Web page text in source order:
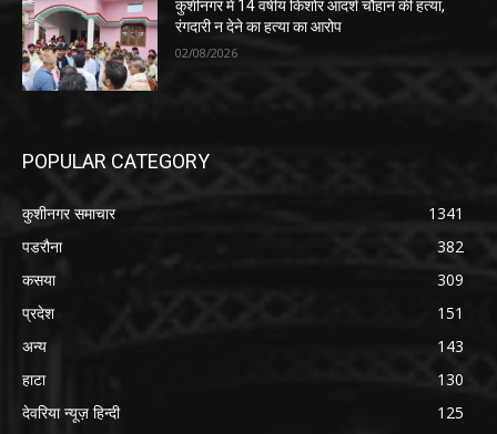
कुशीनगर में 14 वर्षीय किशोर आदर्श चौहान की हत्या,
रंगदारी न देने का हत्या का आरोप
02/08/2026
POPULAR CATEGORY
कुशीनगर समाचार
1341
पडरौना
382
कसया
309
प्रदेश
151
अन्य
143
हाटा
130
देवरिया न्यूज़ हिन्दी
125